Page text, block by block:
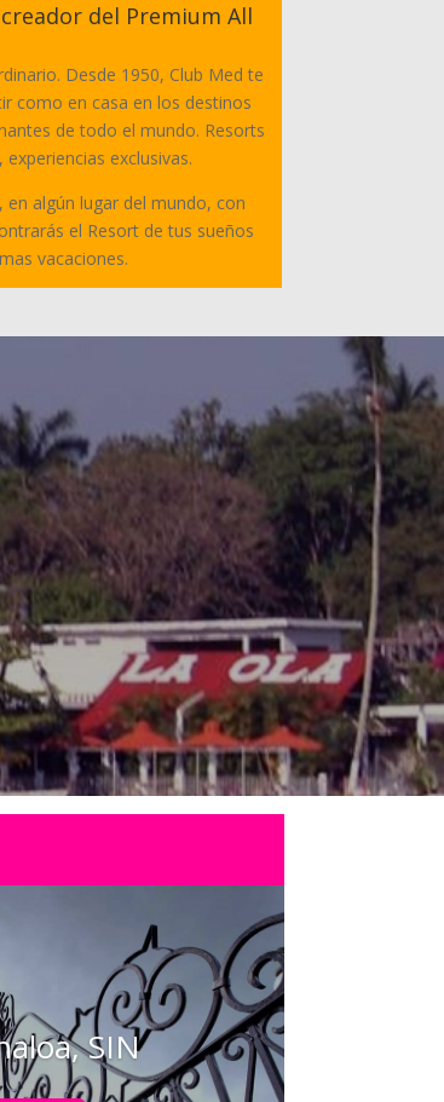
del Premium All
Desde 1950, Club Med te
como en casa en los destinos
de todo el mundo. Resorts
exclusivas.
en algún lugar del mundo, con
el Resort de tus sueños
vacaciones.
SIN